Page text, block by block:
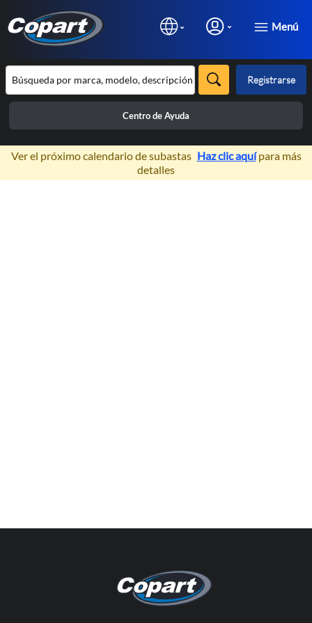
Menú
Registrarse
Centro de Ayuda
×
Ver el próximo calendario de subastas Haz clic aquípara más
detalles